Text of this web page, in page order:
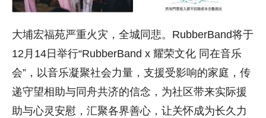
大埔宏福苑严重火灾，全城同悲。RubberBand将于
12月14日举行“RubberBand x 耀荣文化 同在音乐
会”，以音乐凝聚社会力量，支援受影响的家庭，传
递守望相助与同舟共济的信念，为社区带来实际援
助与心灵安慰，汇聚各界善心，让关怀成为长久力